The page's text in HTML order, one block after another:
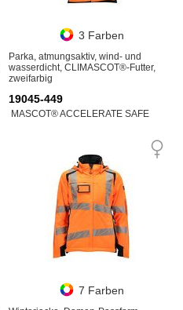
3 Farben
Parka, atmungsaktiv, wind- und
wasserdicht, CLIMASCOT®-Futter,
zweifarbig
19045-449
MASCOT® ACCELERATE SAFE
7 Farben